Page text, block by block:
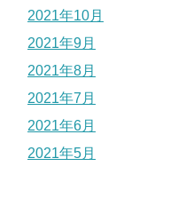
2021年10月
2021年9月
2021年8月
2021年7月
2021年6月
2021年5月